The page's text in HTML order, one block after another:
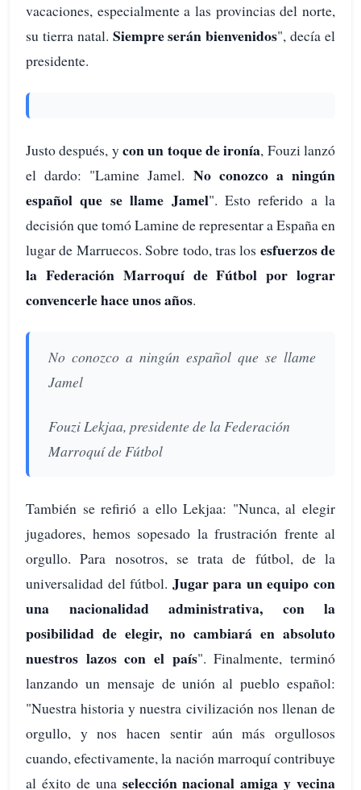
vacaciones, especialmente a las provincias del norte,
su tierra natal. Siempre serán bienvenidos", decía el
presidente.
Justo después, ycon un toque de ironía, Fouzi lanzó
el dardo: "Lamine Jamel. No conozco a ningún
español que se llame Jamel". Esto referido a la
decisión que tomó Lamine de representar a España en
lugar de Marruecos. Sobre todo, tras los esfuerzos de
la Federación Marroquí de Fútbol por lograr
convencerle hace unos años.
No conozco a ningún español que se llame
Jamel
Fouzi Lekjaa, presidente de la Federación
Marroquí de Fútbol
También se refirió a ello Lekjaa: "Nunca, al elegir
jugadores, hemos sopesado la frustración frente al
orgullo. Para nosotros, se trata de fútbol, de la
universalidad del fútbol. Jugar para un equipo con
una nacionalidad administrativa, con la
posibilidad de elegir, no cambiará en absoluto
nuestros lazos con el país". Finalmente, terminó
lanzando un mensaje de unión al pueblo español:
"Nuestra historia y nuestra civilización nos llenan de
orgullo, y nos hacen sentir aún más orgullosos
cuando, efectivamente, la nación marroquí contribuye
al éxito de una selección nacional amiga y vecina